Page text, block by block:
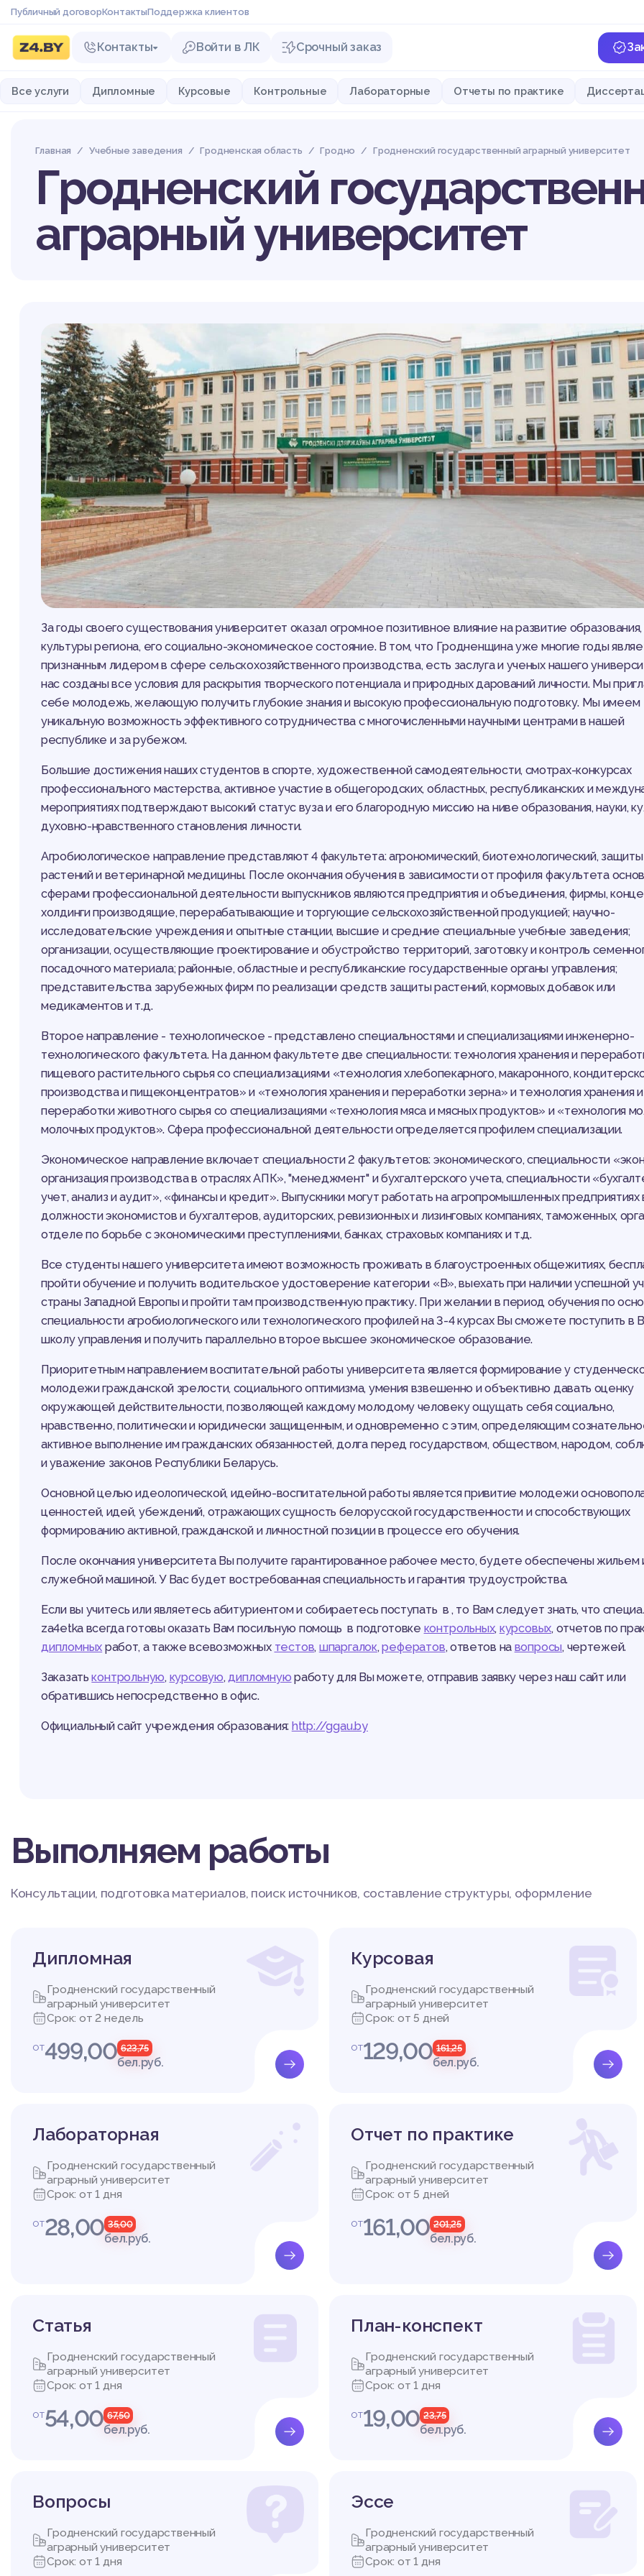
Публичный договорКонтактыПоддержка клиентов
Контакты Войти в ЛК Срочный заказ
Все услуги Дипломные Курсовые Контрольные Лабораторные Отчеты по практике
Главная Учебные заведения Гродненская область Гродно Гродненский государственный аграрный университет
Гродненский
аграрный университет
За годы своего существования университет оказал огромное позитивное влияние на развитие образования,
культуры региона, его социально-экономическое состояние. В том, что Гродненщина уже многие годы
признанным лидером в сфере сельскохозяйственного производства, есть заслуга и ученых нашего
нас созданы все условия для раскрытия творческого потенциала и природных дарований личности. Мы
себе молодежь, желающую получить глубокие знания и высокую профессиональную подготовку. Мы имеем
уникальную возможность эффективного сотрудничества с многочисленными научными центрами в нашей
республике и за рубежом.
Большие достижения наших студентов в спорте, художественной самодеятельности, смотрах-конкурсах
профессионального мастерства, активное участие в общегородских, областных, республиканских и
мероприятиях подтверждают высокий статус вуза и его благородную миссию на ниве образования, науки,
духовно-нравственного становления личности.
Агробиологическое направление представляют 4 факультета: агрономический, биотехнологический, защиты
растений и ветеринарной медицины. После окончания обучения в зависимости от профиля факультета
сферами профессиональной деятельности выпускников являются предприятия и объединения, фирмы,
холдинги производящие, перерабатывающие и торгующие сельскохозяйственной продукцией; научно-
исследовательские учреждения и опытные станции, высшие и средние специальные учебные заведения;
организации, осуществляющие проектирование и обустройство территорий, заготовку и контроль
посадочного материала; районные, областные и республиканские государственные органы управления;
представительства зарубежных фирм по реализации средств защиты растений, кормовых добавок или
медикаментов и т.д.
Второе направление - технологическое - представлено специальностями и специализациями инженерно-
технологического факультета. На данном факультете две специальности: технология хранения и
пищевого растительного сырья со специализациями «технология хлебопекарного, макаронного,
производства и пищеконцентратов» и «технология хранения и переработки зерна» и технология хранения и
переработки животного сырья со специализациями «технология мяса и мясных продуктов» и «технология
молочных продуктов». Сфера профессиональной деятельности определяется профилем специализации.
Экономическое направление включает специальности 2 факультетов: экономического, специальности
организация производства в отраслях АПК», "менеджмент" и бухгалтерского учета, специальности
учет, анализ и аудит», «финансы и кредит». Выпускники могут работать на агропромышленных предприятиях
должности экономистов и бухгалтеров, аудиторских, ревизионных и лизинговых компаниях, таможенных,
отделе по борьбе с экономическими преступлениями, банках, страховых компаниях и т.д.
Все студенты нашего университета имеют возможность проживать в благоустроенных общежитиях,
пройти обучение и получить водительское удостоверение категории «В», выехать при наличии успешной
страны Западной Европы и пройти там производственную практику. При желании в период обучения по
специальности агробиологического или технологического профилей на 3-4 курсах Вы сможете поступить в
школу управления и получить параллельно второе высшее экономическое образование.
Приоритетным направлением воспитательной работы университета является формирование у
молодежи гражданской зрелости, социального оптимизма, умения взвешенно и объективно давать оценку
окружающей действительности, позволяющей каждому молодому человеку ощущать себя социально,
нравственно, политически и юридически защищенным, и одновременно с этим, определяющим
активное выполнение им гражданских обязанностей, долга перед государством, обществом, народом,
и уважение законов Республики Беларусь.
Основной целью идеологической, идейно-воспитательной работы является привитие молодежи
ценностей, идей, убеждений, отражающих сущность белорусской государственности и способствующих
формированию активной, гражданской и личностной позиции в процессе его обучения.
После окончания университета Вы получите гарантированное рабочее место, будете обеспечены жильем
служебной машиной. У Вас будет востребованная специальность и гарантия трудоустройства.
Если вы учитесь или являетесь абитуриентом и собираетесь поступать в , то Вам следует знать, что
za4etka всегда готовы оказать Вам посильную помощь в подготовке контрольных, курсовых, отчетов по
дипломных работ, а также всевозможных тестов, шпаргалок,рефератов, ответов на вопросы, чертежей.
Заказатьконтрольную, курсовую,дипломную работу для Вы можете, отправив заявку через наш сайт или
обратившись непосредственно в офис.
Официальный сайт учреждения образования: http://ggau.by
Выполняем работы
Консультации, подготовка материалов, поиск источников, составление структуры, оформление
Дипломная
Гродненский государственный
аграрный университет
Срок: от 2 недель
от499,00 623,75
бел.руб.
Курсовая
Гродненский государственный
аграрный университет
Срок: от 5 дней
от129,00 161,25
бел.руб.
Лабораторная
Гродненский государственный
аграрный университет
Срок: от 1 дня
от28,00 35,00
бел.руб.
Отчет по практике
Гродненский государственный
аграрный университет
Срок: от 5 дней
от161,00 201,25
бел.руб.
Cтатья
Гродненский государственный
аграрный университет
Срок: от 1 дня
от54,00 67,50
бел.руб.
План-конспект
Гродненский государственный
аграрный университет
Срок: от 1 дня
от19,00 23,75
бел.руб.
Вопросы
Гродненский государственный
аграрный университет
Срок: от 1 дня
Эссе
Гродненский государственный
аграрный университет
Срок: от 1 дня